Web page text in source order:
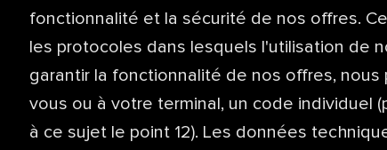
fonctionnalité et la sécurité de nos offres.
les protocoles dans lesquels l'utilisation de
garantir la fonctionnalité de nos offres,
vous ou à votre terminal, un code individuel
à ce sujet le point 12). Les données